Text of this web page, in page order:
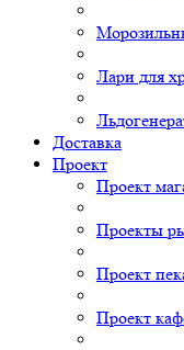
Лари для
Доставка
Проект
Проект
Проекты
Проект
Проект